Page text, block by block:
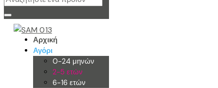
Αρχική
Αγόρι
0-24 μηνών
2-5 ετών
6-16 ετών